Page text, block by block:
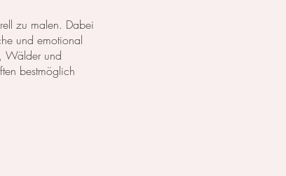
zu malen. Dabei
und emotional
Wälder und
bestmöglich
Außerdem